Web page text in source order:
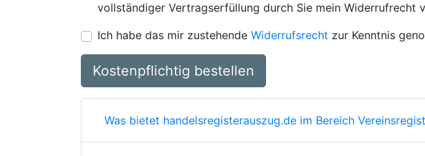
vollständiger Vertragserfüllung durch Sie mein Widerrufrecht
Ich habe das mir zustehende Widerrufsrecht zur Kenntnis
Kostenpflichtig bestellen
Was bietet handelsregisterauszug.de im Bereich